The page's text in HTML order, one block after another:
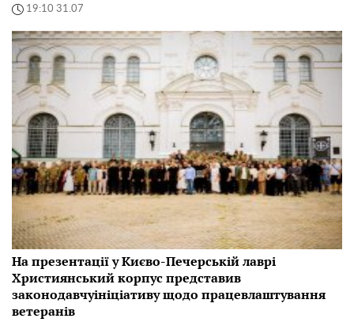
19:10 31.07
На презентації у Києво-Печерській лаврі
Християнський корпус представив
законодавчуініціативу щодо працевлаштування
ветеранів